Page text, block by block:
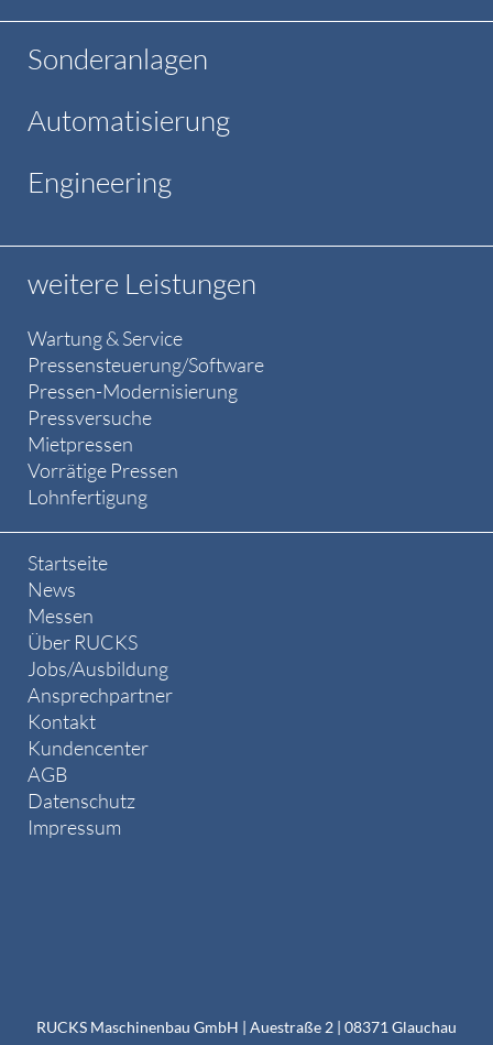
Sonderanlagen
Automatisierung
Engineering
weitere Leistungen
Wartung & Service
Pressensteuerung/Software
Pressen-Modernisierung
Pressversuche
Mietpressen
Vorrätige Pressen
Lohnfertigung
Startseite
News
Messen
Über RUCKS
Jobs/Ausbildung
Ansprechpartner
Kontakt
Kundencenter
AGB
Datenschutz
Impressum
RUCKS Maschinenbau GmbH | Auestraße 2 | 08371 Glauchau